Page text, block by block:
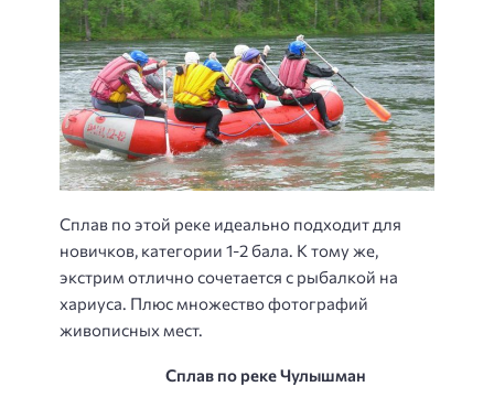
Сплав по этой реке идеально подходит для
новичков, категории 1-2 бала. К тому же,
экстрим отлично сочетается с рыбалкой на
хариуса. Плюс множество фотографий
живописных мест.
Сплав по реке Чулышман